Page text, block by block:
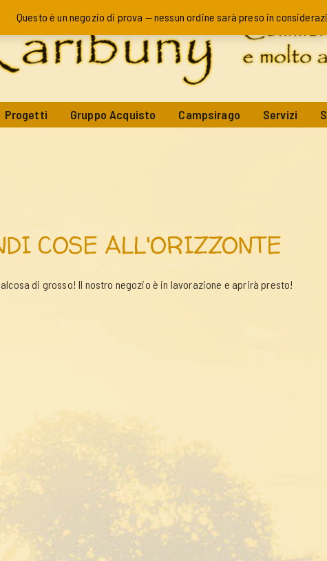
Progetti Gruppo Acquisto Campsirago Servizi
COSE ALL'ORIZZONTE
di grosso! Il nostro negozio è in lavorazione e aprirà presto!
Questo è un negozio di prova — nessun ordine sarà preso in